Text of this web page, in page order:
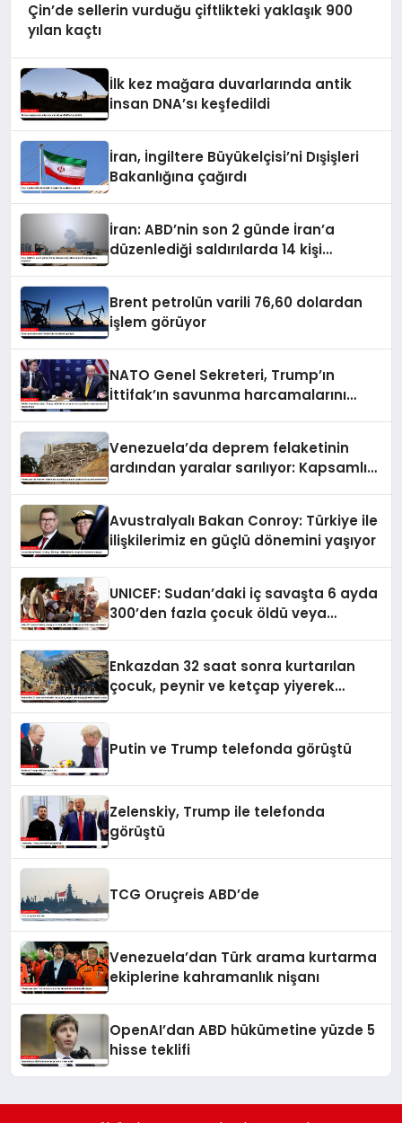
Çin’de sellerin vurduğu çiftlikteki yaklaşık 900
yılan kaçtı
İlk kez mağara duvarlarında antik
insan DNA’sı keşfedildi
İran, İngiltere Büyükelçisi’ni Dışişleri
Bakanlığına çağırdı
İran: ABD’nin son 2 günde İran’a
düzenlediği saldırılarda 14 kişi
Brent petrolün varili 76,60 dolardan
işlem görüyor
NATO Genel Sekreteri, Trump’ın
İttifak’ın savunma harcamalarını
Venezuela’da deprem felaketinin
ardından yaralar sarılıyor: Kapsamlı
Avustralyalı Bakan Conroy: Türkiye ile
ilişkilerimiz en güçlü dönemini yaşıyor
UNICEF: Sudan’daki iç savaşta 6 ayda
300’den fazla çocuk öldü veya
Enkazdan 32 saat sonra kurtarılan
çocuk, peynir ve ketçap yiyerek
Putin ve Trump telefonda görüştü
Zelenskiy, Trump ile telefonda
görüştü
TCG Oruçreis ABD’de
Venezuela’dan Türk arama kurtarma
ekiplerine kahramanlık nişanı
OpenAI’dan ABD hükümetine yüzde 5
hisse teklifi